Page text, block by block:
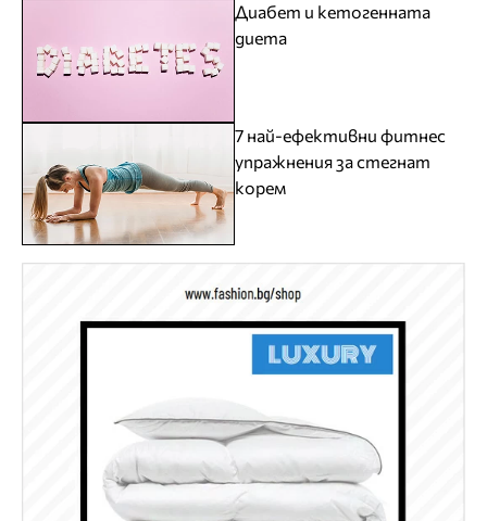
Диабет и кетогенната
диета
7 най-ефективни фитнес
упражнения за стегнат
корем